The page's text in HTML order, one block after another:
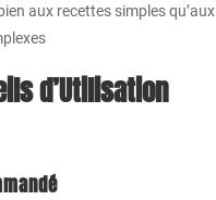
aux recettes simples qu’aux
d’Utilisation